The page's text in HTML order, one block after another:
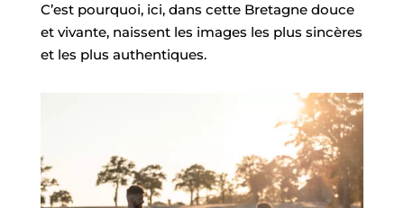
C’est pourquoi, ici, dans cette Bretagne douce
et vivante, naissent les images les plus sincères
et les plus authentiques.